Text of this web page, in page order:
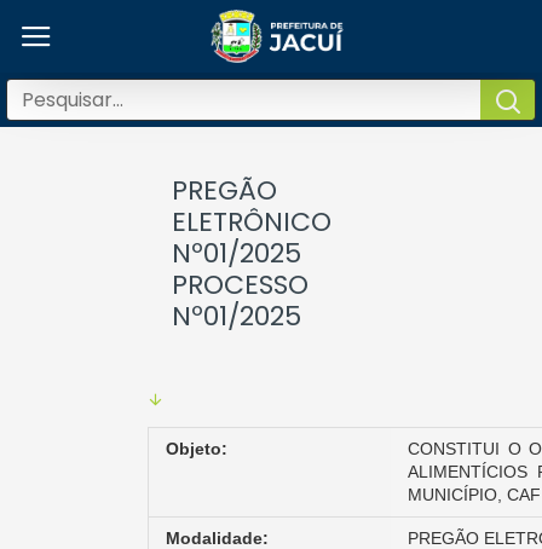
PREGÃO
ELETRÔNICO
Nº01/2025
PROCESSO
Nº01/2025
Objeto:
CONSTITUI O
ALIMENTÍCIOS
MUNICÍPIO,
Modalidade: PREGÃO